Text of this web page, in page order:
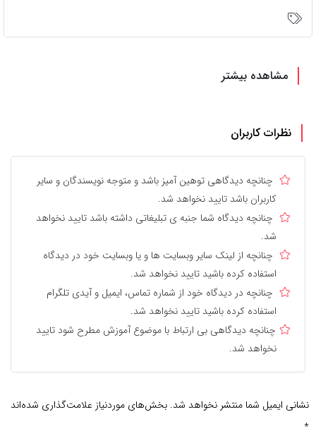
مشاهده بیشتر
نظرات کاربران
چنانچه دیدگاهی توهین آمیز باشد و متوجه نویسندگان و سایر
کاربران باشد تایید نخواهد شد.
چنانچه دیدگاه شما جنبه ی تبلیغاتی داشته باشد تایید نخواهد
شد.
چنانچه از لینک سایر وبسایت ها و یا وبسایت خود در دیدگاه
استفاده کرده باشید تایید نخواهد شد.
چنانچه در دیدگاه خود از شماره تماس، ایمیل و آیدی تلگرام
استفاده کرده باشید تایید نخواهد شد.
چنانچه دیدگاهی بی ارتباط با موضوع آموزش مطرح شود تایید
نخواهد شد.
نشانی ایمیل شما منتشر نخواهد شد. بخش‌های موردنیاز علامت‌گذاری شده‌اند
*